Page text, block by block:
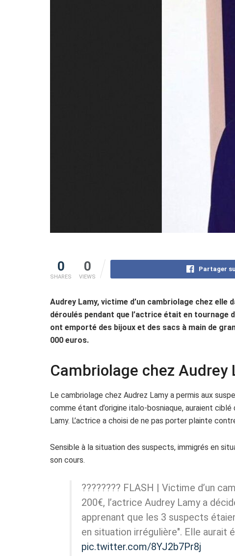
0
SHARES
0
VIEWS
Partager
Audrey Lamy, victime d’un cambriolage chez elle
déroulés pendant que l’actrice était en tournage
ont emporté des bijoux et des sacs à main de
000 euros.
Cambriolage chez
Le cambriolage chez Audrez Lamy a permis aux
comme étant d’origine italo-bosniaque, auraient
Lamy. L’actrice a choisi de ne pas porter plainte
Sensible à la situation des suspects, immigrés en
son cours.
???????? FLASH | Victime d’un
200€, l’actrice Audrey Lamy a
apprenant que les 3 suspects
en situation irrégulière". Elle aurait
pic.twitter.com/8YJ2b7Pr8j